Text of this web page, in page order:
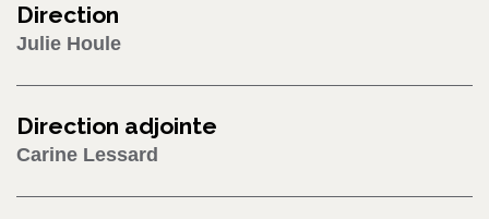
Direction
Julie Houle
Direction adjointe
Carine Lessard